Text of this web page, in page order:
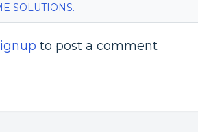
SOLUTIONS.
to post a comment